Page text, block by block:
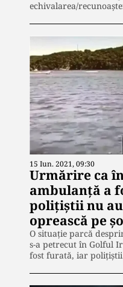
echivalarea/
15 Iun. 2021, 09:30
Urmărire ca
ambulanță a
polițiștii nu
oprească pe
O situație parcă
s-a petrecut în Golful
fost furată, iar